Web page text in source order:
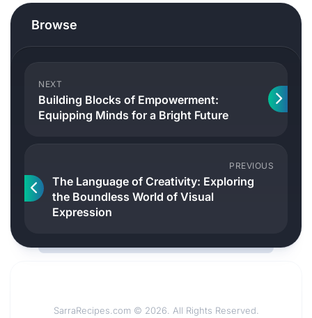
Browse
NEXT
Building Blocks of Empowerment:
Equipping Minds for a Bright Future
PREVIOUS
The Language of Creativity: Exploring
the Boundless World of Visual
Expression
SarraRecipes.com © 2026. All Rights Reserved.